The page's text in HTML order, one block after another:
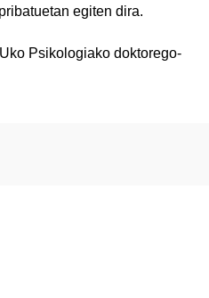
egiten dira.
Psikologiako doktorego-